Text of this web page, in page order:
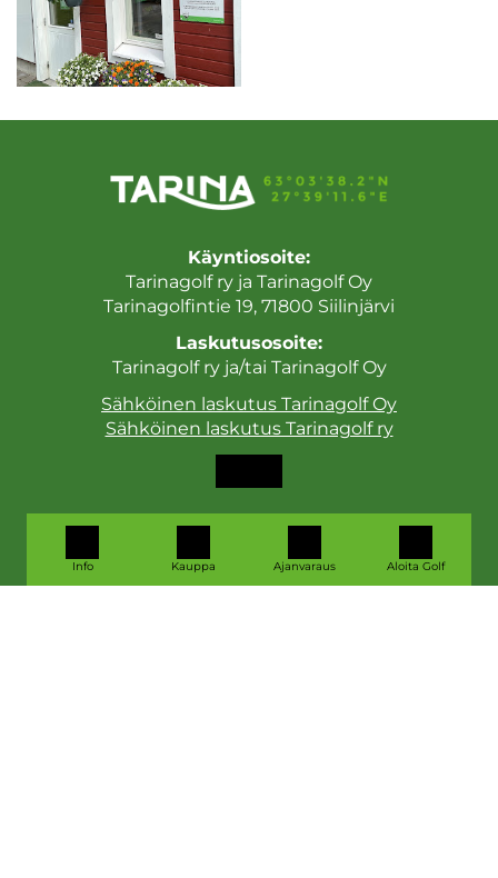
Info Kauppa Ajanvaraus Aloita Golf
Käyntiosoite:
Tarinagolf ry ja Tarinagolf Oy
Tarinagolfintie 19, 71800 Siilinjärvi
Laskutusosoite:
Tarinagolf ry ja/tai Tarinagolf Oy
Sähköinen laskutus Tarinagolf Oy
Sähköinen laskutus Tarinagolf ry
toimisto@tarinagolf.fi